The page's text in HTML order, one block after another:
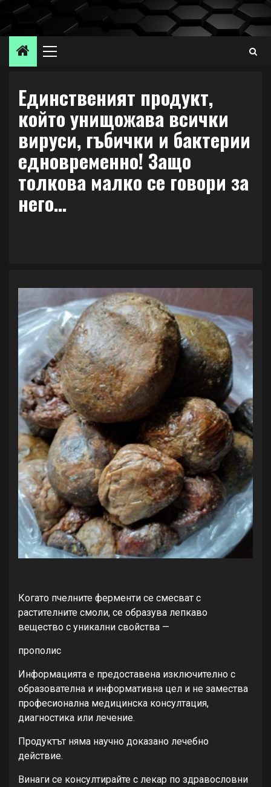
Skip
content
Primary
Единственият продукт,
който унищожава всички
вируси, гъбички и бактерии
едновременно! Защо
толкова малко се говори за
него…
Когато пчелните ферменти се смесват с
растителните смоли, се образува лепкаво
вещество с уникални свойства —
прополис
Информацията е предоставена изключително с
образователна и информативна цел и не замества
професионална медицинска консултация,
диагностика или лечение.
Продуктът няма научно доказано лечебно
действие.
Винаги се консултирайте с лекар по здравословни